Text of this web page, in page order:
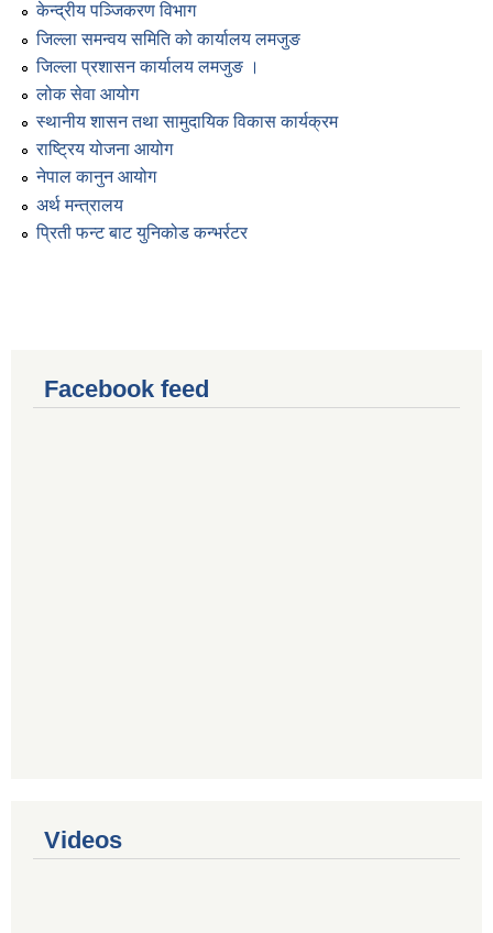
केन्द्रीय पञ्जिकरण विभाग
जिल्ला समन्वय समिति को कार्यालय लमजुङ
जिल्ला प्रशासन कार्यालय लमजुङ ।
लोक सेवा आयोग
स्थानीय शासन तथा सामुदायिक विकास कार्यक्रम
राष्ट्रिय योजना आयोग
नेपाल कानुन आयोग
अर्थ मन्त्रालय
प्रिती फन्ट बाट युनिकोड कन्भर्रटर
Facebook feed
Videos